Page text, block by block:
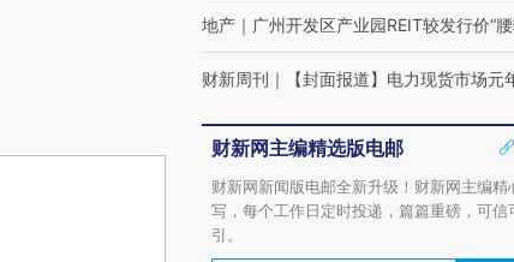
地产 ｜ 广州开发区产业园REIT较发行价“腰
财新周刊 ｜ 【封面报道】电力现货市场元
财新网主编精选版电邮
财新网新闻版电邮全新升级！财新网主编精
写，每个工作日定时投递，篇篇重磅，可信
引。